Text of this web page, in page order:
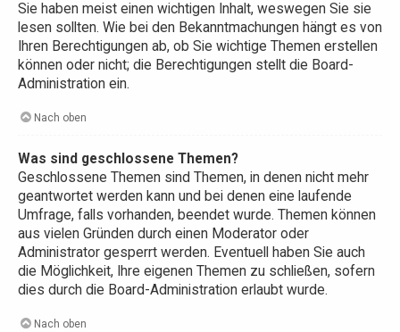
Sie haben meist einen wichtigen Inhalt, weswegen Sie sie
lesen sollten. Wie bei den Bekanntmachungen hängt es von
Ihren Berechtigungen ab, ob Sie wichtige Themen erstellen
können oder nicht; die Berechtigungen stellt die Board-
Administration ein.
Nach oben
Was sind geschlossene Themen?
Geschlossene Themen sind Themen, in denen nicht mehr
geantwortet werden kann und bei denen eine laufende
Umfrage, falls vorhanden, beendet wurde. Themen können
aus vielen Gründen durch einen Moderator oder
Administrator gesperrt werden. Eventuell haben Sie auch
die Möglichkeit, Ihre eigenen Themen zu schließen, sofern
dies durch die Board-Administration erlaubt wurde.
Nach oben